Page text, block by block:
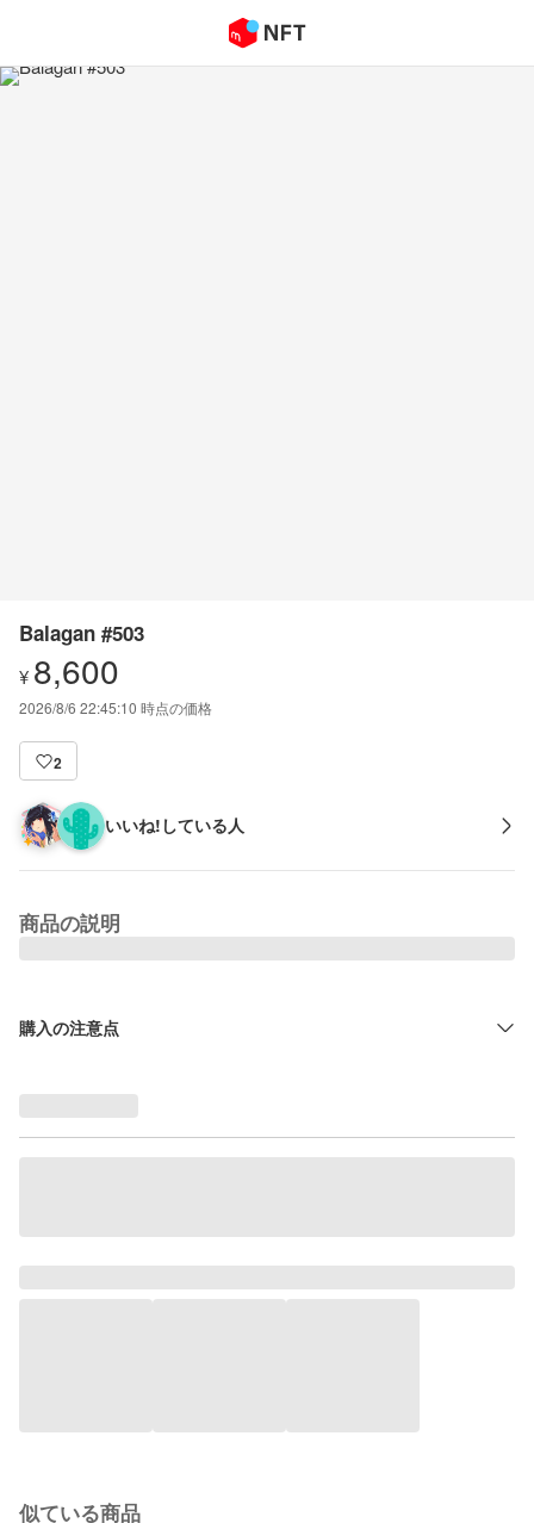
Balagan #503
¥ 8,600
2026/8/6 22:45:10 時点の価格
2
いいね!している人
商品の説明
購入の注意点
似ている商品